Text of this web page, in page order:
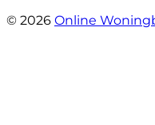
© 2026 Online